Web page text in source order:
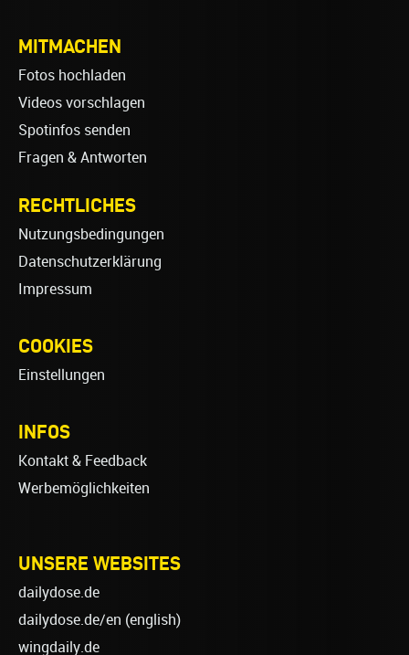
MITMACHEN
Fotos hochladen
Videos vorschlagen
Spotinfos senden
Fragen & Antworten
RECHTLICHES
Nutzungsbedingungen
Datenschutzerklärung
Impressum
COOKIES
Einstellungen
INFOS
Kontakt & Feedback
Werbemöglichkeiten
UNSERE WEBSITES
dailydose.de
dailydose.de/en (english)
wingdaily.de